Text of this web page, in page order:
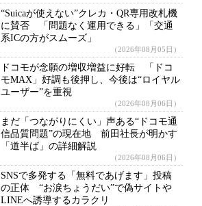
“Suicaが使えない”クレカ・QR専用改札機
に賛否 「問題なく運用できる」「交通
系ICの方がスムーズ」
（2026年08月05日）
ドコモが念願の増収増益に好転 「ドコ
モMAX」好調も後押し、今後は“ロイヤル
ユーザー”を重視
（2026年08月06日）
まだ「つながりにくい」声ある“ドコモ通
信品質問題”の現在地 前田社長が明かす
「道半ば」の詳細解説
（2026年08月06日）
SNSで多発する「無料であげます」投稿
の正体 “お涙ちょうだい”で偽サイトや
LINEへ誘導するカラクリ